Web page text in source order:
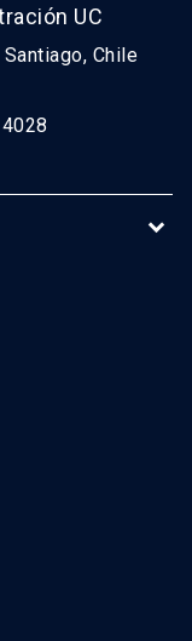
UC
Chile